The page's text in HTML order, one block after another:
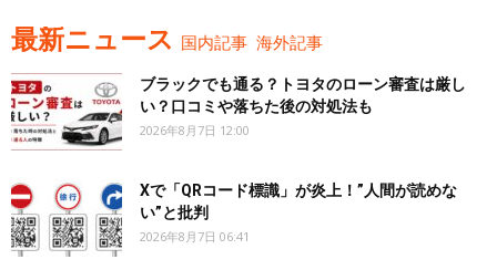
最新ニュース 国内記事 海外記事
ブラックでも通る？トヨタのローン審査は厳し
い？口コミや落ちた後の対処法も
2026年8月7日 12:00
Xで「QRコード標識」が炎上！”人間が読めな
い”と批判
2026年8月7日 06:41